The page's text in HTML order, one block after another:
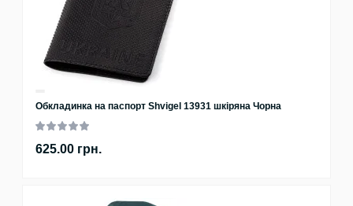
Обкладинка на паспорт Shvigel 13931 шкіряна Чорна
625.00 грн.